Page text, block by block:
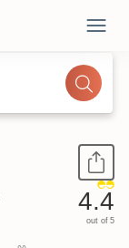
4.4
out of 5